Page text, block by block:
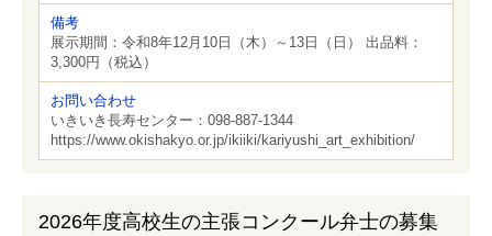
備考
展示期間：令和8年12月10日（木）～13日（日） 出品料：
3,300円（税込）
お問い合わせ
いきいき長寿センター：098-887-1344
https://www.okishakyo.or.jp/ikiiki/kariyushi_art_exhibition/
2026年度高校生の主張コンクール弁士の募集